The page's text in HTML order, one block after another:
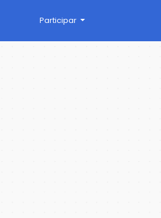
Participar